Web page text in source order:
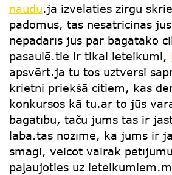
naudu.ja izvēlaties zirgu
padomus, tas nesatricinās
nepadarīs jūs par bagātāko
pasaulē.tie ir tikai ieteikumi,
apsvērt.ja tu tos uztversi
krietni priekšā citiem, kas
konkursos kā tu.ar to jūs
bagātību, taču jums tas ir
labā.tas nozīmē, ka jums ir
smagi, veicot vairāk
paļaujoties uz